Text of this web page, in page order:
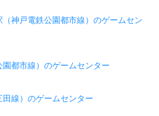
神戸電鉄公園都市線）のゲームセン
都市線）のゲームセンター
線）のゲームセンター